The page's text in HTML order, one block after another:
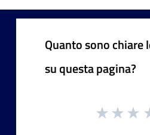
Quanto sono
su questa pagina?